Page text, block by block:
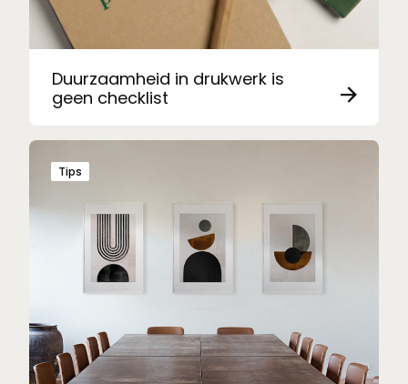
Duurzaamheid in drukwerk is
geen checklist
Tips